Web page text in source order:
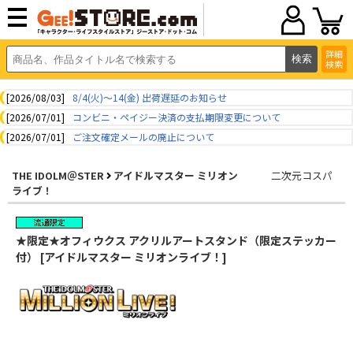
詳細
検索
[2026/08/03]
8/4(火)～14(金) 出荷遅延のお知らせ
[2026/07/01]
コンビニ・ペイジー決済の支払期限変更について
[2026/07/01]
ご注文確定メールの廃止について
THE IDOLM＠STER
アイドルマスター ミリオン
ライブ！
二次元コスパ
★限定★オフィウクス アクリルアートスタンド（限定ステッカー
付） [アイドルマスター ミリオンライブ！]